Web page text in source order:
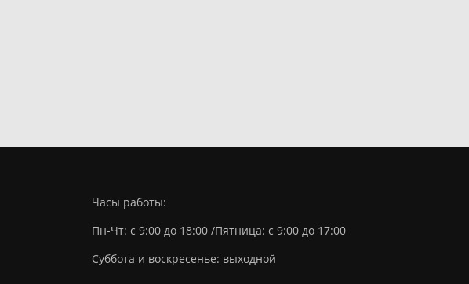
Часы работы:
Пн-Чт: с 9:00 до 18:00 /Пятница: с 9:00 до 17:00
Суббота и воскресенье: выходной